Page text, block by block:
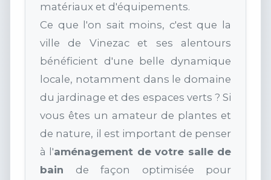
matériaux et d'équipements.
Ce que l'on sait moins, c'est que la
ville de Vinezac et ses alentours
bénéficient d'une belle dynamique
locale, notamment dans le domaine
du jardinage et des espaces verts ? Si
vous êtes un amateur de plantes et
de nature, il est important de penser
à l'aménagement de votre salle de
bain de façon optimisée pour